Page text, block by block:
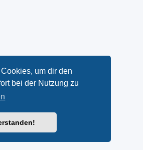
um dir den
bei der Nutzung zu